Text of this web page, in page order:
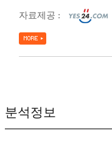
자료제공 :
분석정보